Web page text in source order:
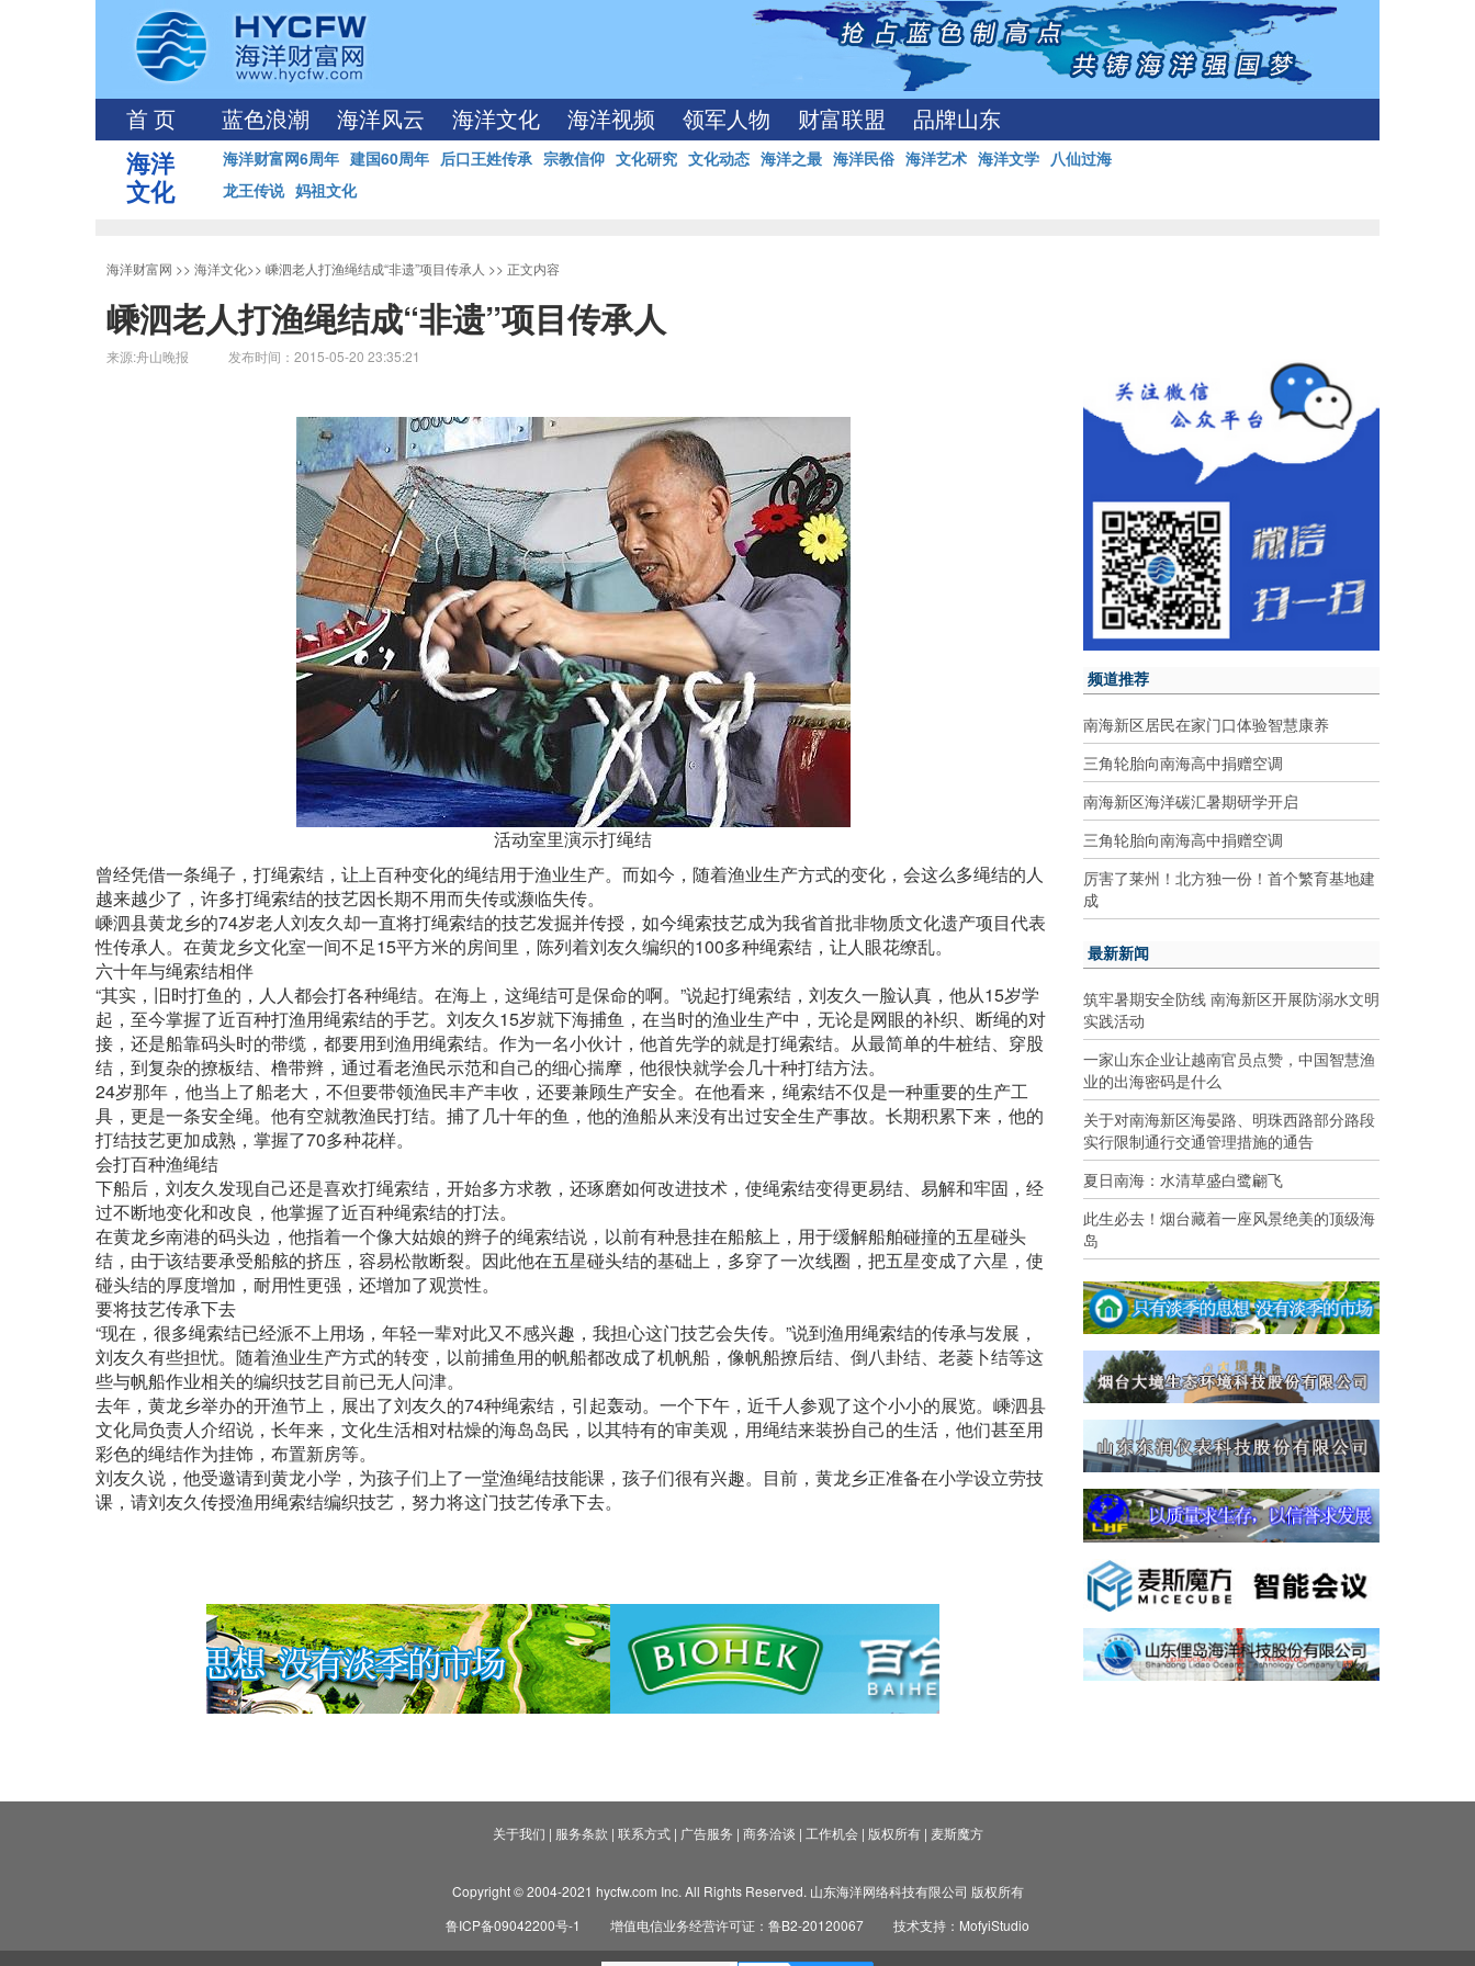
首 页 蓝色浪潮 海洋风云 海洋文化 海洋视频 领军人物 财富联盟 品牌山东
海洋
文化
海洋财富网6周年 建国60周年 后口王姓传承 宗教信仰 文化研究 文化动态 海洋之最 海洋民俗 海洋艺术 海洋文学 八仙过海
龙王传说 妈祖文化
海洋财富网 >> 海洋文化>> 嵊泗老人打渔绳结成“非遗”项目传承人 >> 正文内容
嵊泗老人打渔绳结成“非遗”项目传承人
来源:舟山晚报 发布时间：2015-05-20 23:35:21
活动室里演示打绳结
曾经凭借一条绳子，打绳索结，让上百种变化的绳结用于渔业生产。而如今，随着渔业生产方式的变化，会这么多绳结的人
越来越少了，许多打绳索结的技艺因长期不用而失传或濒临失传。
嵊泗县黄龙乡的74岁老人刘友久却一直将打绳索结的技艺发掘并传授，如今绳索技艺成为我省首批非物质文化遗产项目代表
性传承人。在黄龙乡文化室一间不足15平方米的房间里，陈列着刘友久编织的100多种绳索结，让人眼花缭乱。
六十年与绳索结相伴
“其实，旧时打鱼的，人人都会打各种绳结。在海上，这绳结可是保命的啊。”说起打绳索结，刘友久一脸认真，他从15岁学
起，至今掌握了近百种打渔用绳索结的手艺。刘友久15岁就下海捕鱼，在当时的渔业生产中，无论是网眼的补织、断绳的对
接，还是船靠码头时的带缆，都要用到渔用绳索结。作为一名小伙计，他首先学的就是打绳索结。从最简单的牛桩结、穿股
结，到复杂的撩板结、橹带辫，通过看老渔民示范和自己的细心揣摩，他很快就学会几十种打结方法。
24岁那年，他当上了船老大，不但要带领渔民丰产丰收，还要兼顾生产安全。在他看来，绳索结不仅是一种重要的生产工
具，更是一条安全绳。他有空就教渔民打结。捕了几十年的鱼，他的渔船从来没有出过安全生产事故。长期积累下来，他的
打结技艺更加成熟，掌握了70多种花样。
会打百种渔绳结
下船后，刘友久发现自己还是喜欢打绳索结，开始多方求教，还琢磨如何改进技术，使绳索结变得更易结、易解和牢固，经
过不断地变化和改良，他掌握了近百种绳索结的打法。
在黄龙乡南港的码头边，他指着一个像大姑娘的辫子的绳索结说，以前有种悬挂在船舷上，用于缓解船舶碰撞的五星碰头
结，由于该结要承受船舷的挤压，容易松散断裂。因此他在五星碰头结的基础上，多穿了一次线圈，把五星变成了六星，使
碰头结的厚度增加，耐用性更强，还增加了观赏性。
要将技艺传承下去
“现在，很多绳索结已经派不上用场，年轻一辈对此又不感兴趣，我担心这门技艺会失传。”说到渔用绳索结的传承与发展，
刘友久有些担忧。随着渔业生产方式的转变，以前捕鱼用的帆船都改成了机帆船，像帆船撩后结、倒八卦结、老菱卜结等这
些与帆船作业相关的编织技艺目前已无人问津。
去年，黄龙乡举办的开渔节上，展出了刘友久的74种绳索结，引起轰动。一个下午，近千人参观了这个小小的展览。嵊泗县
文化局负责人介绍说，长年来，文化生活相对枯燥的海岛岛民，以其特有的审美观，用绳结来装扮自己的生活，他们甚至用
彩色的绳结作为挂饰，布置新房等。
刘友久说，他受邀请到黄龙小学，为孩子们上了一堂渔绳结技能课，孩子们很有兴趣。目前，黄龙乡正准备在小学设立劳技
课，请刘友久传授渔用绳索结编织技艺，努力将这门技艺传承下去。
频道推荐
南海新区居民在家门口体验智慧康养
三角轮胎向南海高中捐赠空调
南海新区海洋碳汇暑期研学开启
三角轮胎向南海高中捐赠空调
厉害了莱州！北方独一份！首个繁育基地建
成
最新新闻
筑牢暑期安全防线 南海新区开展防溺水文明
实践活动
一家山东企业让越南官员点赞，中国智慧渔
业的出海密码是什么
关于对南海新区海晏路、明珠西路部分路段
实行限制通行交通管理措施的通告
夏日南海：水清草盛白鹭翩飞
此生必去！烟台藏着一座风景绝美的顶级海
岛
关于我们 | 服务条款 | 联系方式| 广告服务 | 商务洽谈 | 工作机会| 版权所有| 麦斯魔方
Copyright © 2004-2021 hycfw.com Inc. All Rights Reserved. 山东海洋网络科技有限公司 版权所有
鲁ICP备09042200号-1
增值电信业务经营许可证：鲁B2-20120067 技术支持：MofyiStudio